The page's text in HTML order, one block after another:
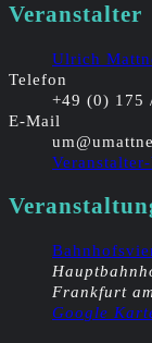
Veranstalter
Ulrich
Telefon
+49 (0) 175
E-Mail
Frankfurt
Google